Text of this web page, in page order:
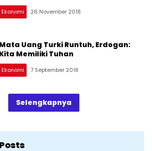
Ekonomi 26 November 2018
Mata Uang Turki Runtuh, Erdogan:
Kita Memiliki Tuhan
Ekonomi 7 September 2018
Selengkapnya